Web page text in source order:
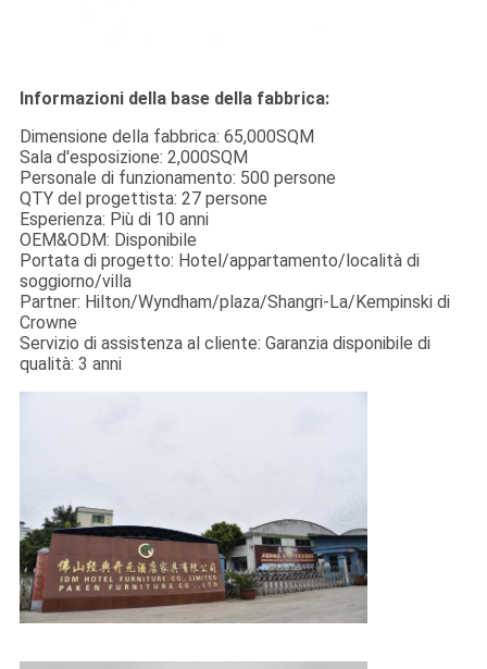
Informazioni della base della fabbrica:
Dimensione della fabbrica: 65,000SQM
Sala d'esposizione: 2,000SQM
Personale di funzionamento: 500 persone
QTY del progettista: 27 persone
Esperienza: Più di 10 anni
OEM&ODM: Disponibile
Portata di progetto: Hotel/appartamento/località di
soggiorno/villa
Partner: Hilton/Wyndham/plaza/Shangri-La/Kempinski di
Crowne
Servizio di assistenza al cliente: Garanzia disponibile di
qualità: 3 anni